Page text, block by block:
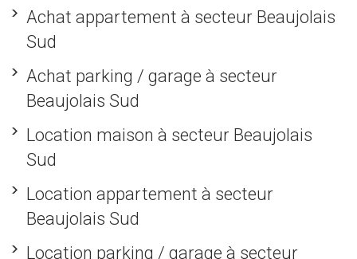
Achat appartement à secteur Beaujolais
Sud
Achat parking / garage à secteur
Beaujolais Sud
Location maison à secteur Beaujolais
Sud
Location appartement à secteur
Beaujolais Sud
Location parking / garage à secteur